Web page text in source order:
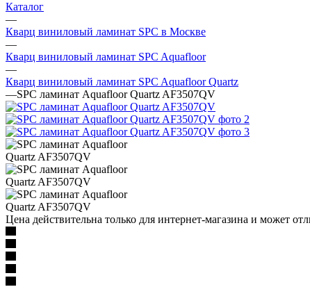
Каталог
—
Кварц виниловый ламинат SPC в Москве
—
Кварц виниловый ламинат SPC Aquafloor
—
Кварц виниловый ламинат SPC Aquafloor Quartz
—SPC ламинат Aquafloor Quartz AF3507QV
Цена действительна только для интернет-магазина и может